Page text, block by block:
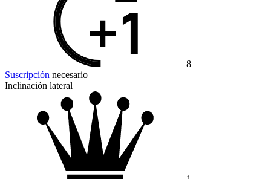
8
Suscripción necesario
Inclinación lateral